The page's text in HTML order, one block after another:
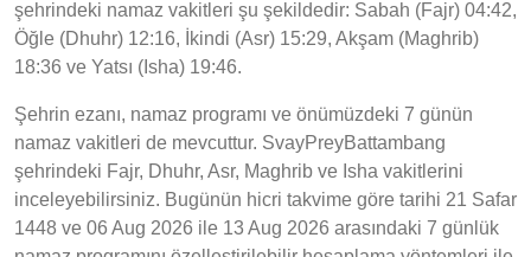
şehrindeki namaz vakitleri şu şekildedir: Sabah (Fajr) 04:42,
Öğle (Dhuhr) 12:16, İkindi (Asr) 15:29, Akşam (Maghrib)
18:36 ve Yatsı (Isha) 19:46.
Şehrin ezanı, namaz programı ve önümüzdeki 7 günün
namaz vakitleri de mevcuttur. SvayPreyBattambang
şehrindeki Fajr, Dhuhr, Asr, Maghrib ve Isha vakitlerini
inceleyebilirsiniz. Bugünün hicri takvime göre tarihi 21 Safar
1448 ve 06 Aug 2026 ile 13 Aug 2026 arasındaki 7 günlük